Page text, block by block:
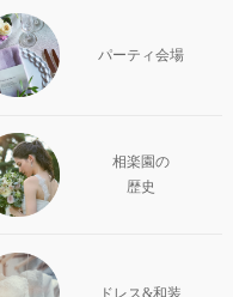
パーティ会場
相楽園の
歴史